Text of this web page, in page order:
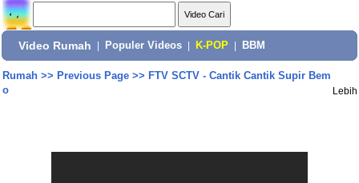
Video Rumah Populer Videos K-POP BBM
Rumah>> Previous Page>> FTV SCTV - Cantik Cantik Supir Bem
o
Lebih